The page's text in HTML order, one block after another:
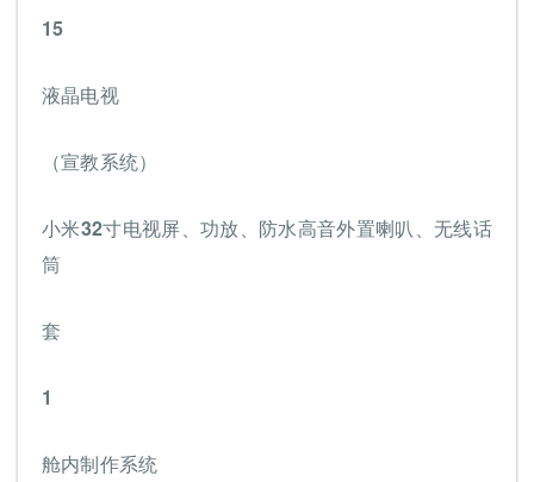
15
液晶电视
（宣教系统）
小米32寸电视屏、功放、防水高音外置喇叭、无线话
筒
套
1
舱内制作系统